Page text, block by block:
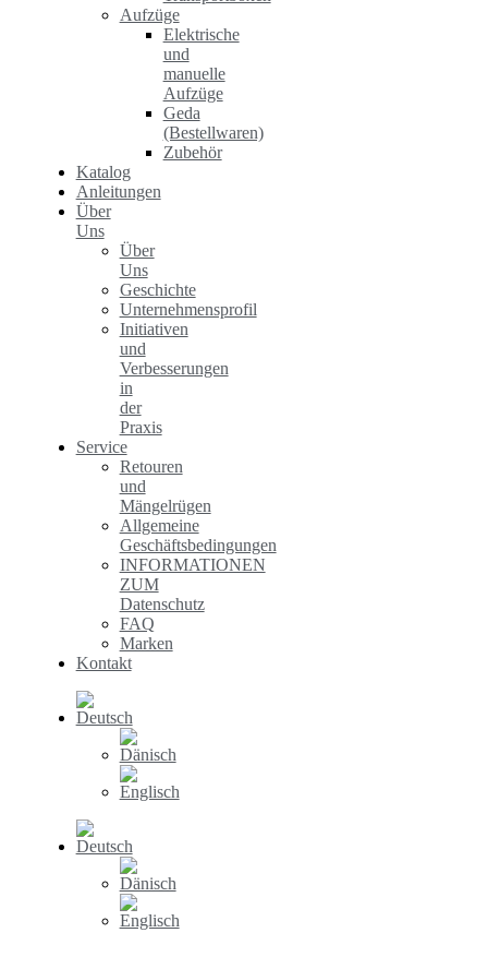
Aufzüge
Elektrische
und
manuelle
Aufzüge
Geda
(Bestellwaren)
Zubehör
Katalog
Anleitungen
Über
Uns
Über
Uns
Geschichte
Unternehmensprofil
Initiativen
und
Verbesserungen
in
der
Praxis
Service
Retouren
und
Mängelrügen
Allgemeine
Geschäftsbedingungen
INFORMATIONEN
ZUM
Datenschutz
FAQ
Marken
Kontakt